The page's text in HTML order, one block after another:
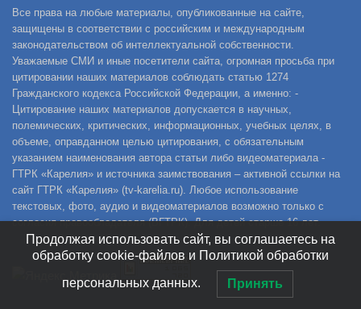
Все права на любые материалы, опубликованные на сайте,
защищены в соответствии с российским и международным
законодательством об интеллектуальной собственности.
Уважаемые СМИ и иные посетители сайта, огромная просьба при
цитировании наших материалов соблюдать статью 1274
Гражданского кодекса Российской Федерации, а именно: -
Цитирование наших материалов допускается в научных,
полемических, критических, информационных, учебных целях, в
объеме, оправданном целью цитирования, с обязательным
указанием наименования автора статьи либо видеоматериала -
ГТРК «Карелия» и источника заимствования – активной ссылки на
сайт ГТРК «Карелия» (tv-karelia.ru). Любое использование
текстовых, фото, аудио и видеоматериалов возможно только с
согласия правообладателя (ВГТРК). Для детей старше 16 лет.
Продолжая использовать сайт, вы соглашаетесь на
обработку cookie-файлов и Политикой обработки
персональных данных. Принять